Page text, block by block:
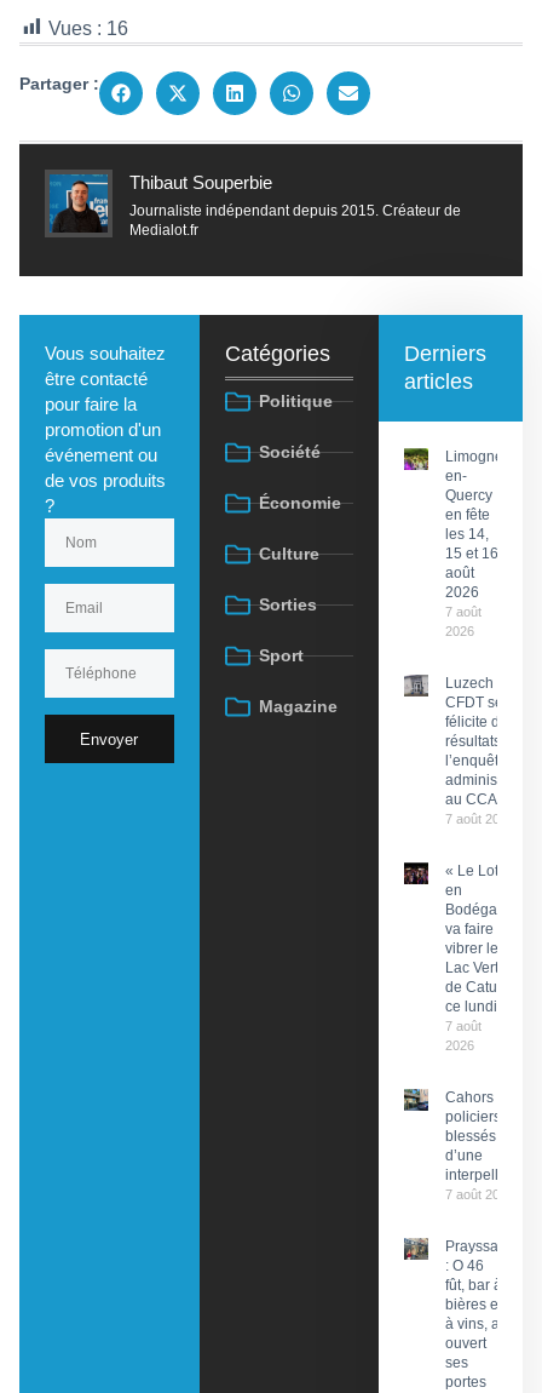
Vues : 16
Partager :
Thibaut Souperbie
Journaliste indépendant depuis 2015. Créateur de
Medialot.fr
Vous souhaitez
être contacté
pour faire la
promotion d'un
événement ou
de vos produits
?
Envoyer
Catégories
Politique
Société
Économie
Culture
Sorties
Sport
Magazine
Derniers
articles
Limogne-
en-
Quercy
en fête
les 14,
15 et 16
août
2026
7 août
2026
Luzech : La
CFDT se
félicite des
résultats de
l’enquête
administrative
au CCAS
7 août 2026
« Le Lot
en
Bodéga »
va faire
vibrer le
Lac Vert
de Catus
ce lundi
7 août
2026
Cahors : Des
policiers
blessés lors
d’une
interpellation
7 août 2026
Prayssac
: O 46
fût, bar à
bières et
à vins, a
ouvert
ses
portes